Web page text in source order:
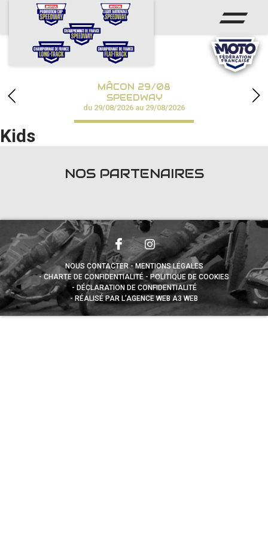
ACCUEIL
CALENDRIER
CHAMPIONNATS
RÉSULTATS
SPEEDWAY ACADÉMIE
PHOTOS / VIDÉOS
MÂCON 29/08
SPEEDWAY
du 29/08/2026 au 29/08/2026
Kids
NOS PARTENAIRES
NOUS CONTACTER
MENTIONS LÉGALES
CHARTE DE CONFIDENTIALITÉ
POLITIQUE DE COOKIES
DÉCLARATION DE CONFIDENTIALITÉ
RÉALISÉ PAR L’AGENCE WEB A3 WEB